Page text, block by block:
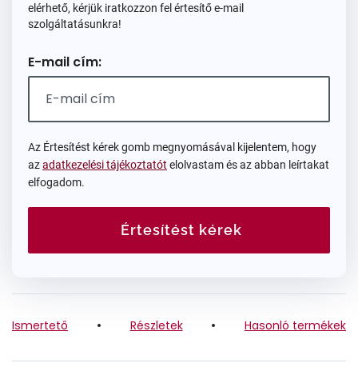
elérhető, kérjük iratkozzon fel értesítő e-mail
szolgáltatásunkra!
E-mail cím:
Az Értesítést kérek gomb megnyomásával kijelentem, hogy
azadatkezelési tájékoztatót elolvastam és az abban leírtakat
elfogadom.
Értesítést kérek
Ismertető Részletek Hasonló termékek